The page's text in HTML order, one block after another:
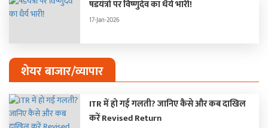
षडयंत्रों पर विष्णुदेव का धैर्य भारी!
17-Jan-2026
शेयर बाजार/व्यापार
ITR में हो गई गलती? जानिए कैसे और कब दाखिल
करें Revised Return